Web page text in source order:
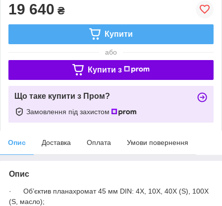
19 640 ₴
Купити
або
Купити з
Що таке купити з Пром?
Замовлення під захистом
Опис Доставка Оплата Умови повернення
Опис
·
Об’єктив планахромат 45 мм DIN: 4X, 10X, 40X (S), 100X
(S, масло);